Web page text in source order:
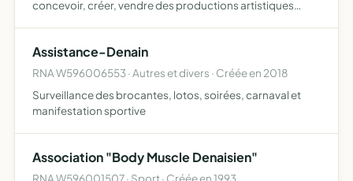
concevoir, créer, vendre des productions artistiques
Assistance-Denain
RNA W596006553 · Autres et divers · Créée en 2018
Surveillance des brocantes, lotos, soirées, carnaval et
manifestation sportive
Association "Body Muscle Denaisien"
RNA W596001507 · Sport · Créée en 1993